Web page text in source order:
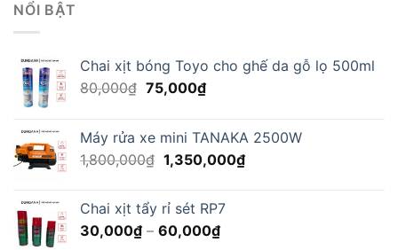
NỔI BẬT
Chai xịt bóng Toyo cho ghế da gỗ lọ 500ml
80,000₫ Giá
80,000₫.
75,000₫Giá
là:
75,000₫.
Máy rửa xe mini TANAKA 2500W
1,800,000₫ Giá
1,800,000₫.
1,350,000₫Giá
Chai xịt tẩy rỉ sét RP7
30,000₫ – 60,000₫Khoảng